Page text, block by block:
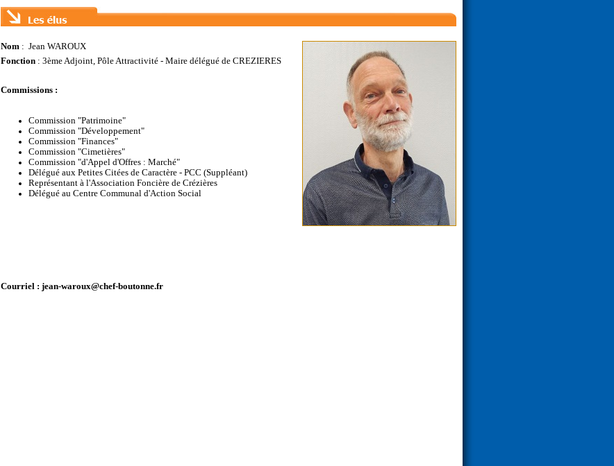
Nom : Jean WAROUX
Fonction : 3ème Adjoint, Pôle Attractivité - Maire délégué de CREZIERES
Commissions :
Commission "Patrimoine"
Commission "Développement"
Commission "Finances"
Commission "Cimetières"
Commission "d'Appel d'Offres : Marché"
Délégué aux Petites Citées de Caractère - PCC (Suppléant)
Représentant à l'Association Foncière de Crézières
Délégué au Centre Communal d'Action Social
Courriel : jean-waroux@chef-boutonne.fr